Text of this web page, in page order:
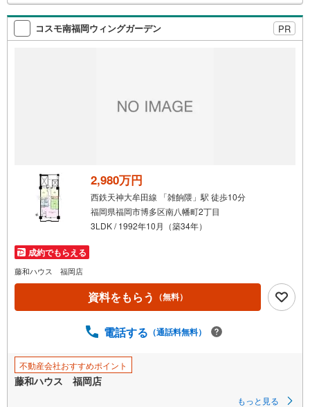
検
索
条
マ
イ
ペ
ジ
存
す
る
コスモ南福岡ウィングガーデン PR
2,980万円
西鉄天神大牟田線 「雑餉隈」駅 徒歩10分
福岡県福岡市博多区南八幡町2丁目
3LDK / 1992年10月（築34年）
成約でもらえる
藤和ハウス 福岡店
資料をもらう （無料）
電話する （通話料無料）
不動産会社おすすめポイント
藤和ハウス 福岡店
もっと見る